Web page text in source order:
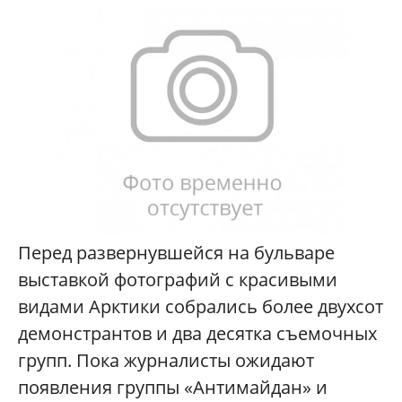
Перед развернувшейся на бульваре
выставкой фотографий с красивыми
видами Арктики собрались более двухсот
демонстрантов и два десятка съемочных
групп. Пока журналисты ожидают
появления группы «Антимайдан» и